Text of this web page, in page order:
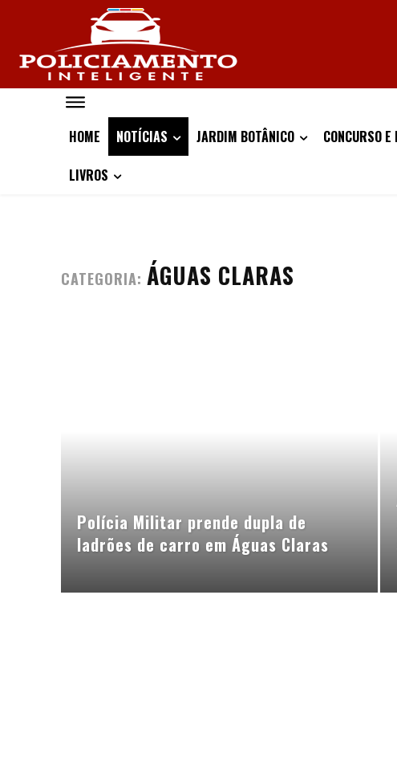
HOME NOTÍCIAS JARDIM BOTÂNICO CONCURSO E
LIVROS
CATEGORIA: ÁGUAS CLARAS
Polícia Militar prende dupla de
ladrões de carro em Águas Claras